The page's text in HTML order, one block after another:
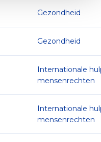
Gezondheid
Gezondheid
Internationale
mensenrechten
Internationale
mensenrechten